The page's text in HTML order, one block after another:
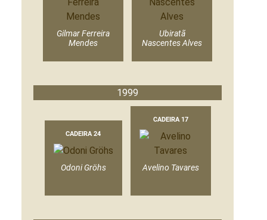
Gilmar Ferreira
Mendes
Ubiratã
Nascentes Alves
1999
CADEIRA 24
Odoni Gröhs
CADEIRA 17
Avelino Tavares